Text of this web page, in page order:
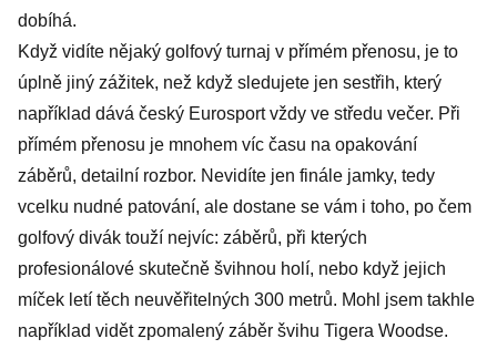
dobíhá.
Když vidíte nějaký golfový turnaj v přímém přenosu, je to
úplně jiný zážitek, než když sledujete jen sestřih, který
například dává český Eurosport vždy ve středu večer. Při
přímém přenosu je mnohem víc času na opakování
záběrů, detailní rozbor. Nevidíte jen finále jamky, tedy
vcelku nudné patování, ale dostane se vám i toho, po čem
golfový divák touží nejvíc: záběrů, při kterých
profesionálové skutečně švihnou holí, nebo když jejich
míček letí těch neuvěřitelných 300 metrů. Mohl jsem takhle
například vidět zpomalený záběr švihu Tigera Woodse.